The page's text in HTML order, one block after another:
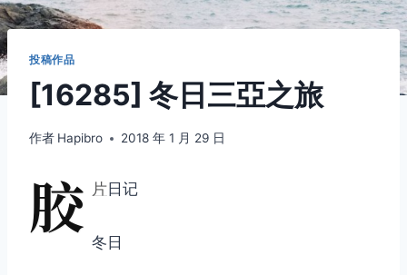
投稿作品
[16285] 冬日三亞之旅
作者 Hapibro 2018 年 1 月 29 日
胶 片 日记
冬日